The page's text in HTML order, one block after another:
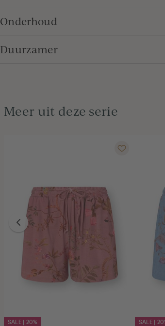
Onderhoud
Duurzamer
Meer uit deze serie
SALE | 20% SALE |